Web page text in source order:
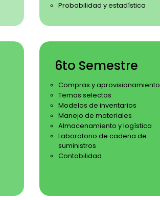
Probabilidad y estadística
6to Semestre
Compras y aprovisionamiento
Temas selectos
Modelos de inventarios
Manejo de materiales
Almacenamiento y logística
Laboratorio de cadena de
suministros
Contabilidad